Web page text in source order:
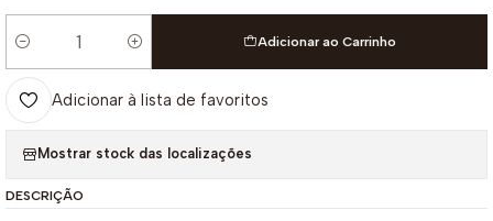
Quantidade
Adicionar ao Carrinho
Adicionar à lista de favoritos
Mostrar stock das localizações
DESCRIÇÃO